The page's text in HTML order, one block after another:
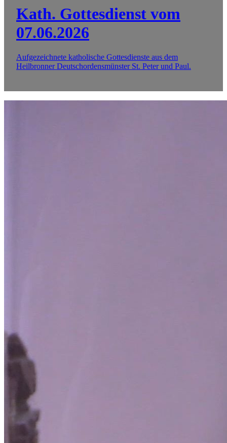
Kath. Gottesdienst vom
07.06.2026
Aufgezeichnete katholische Gottesdienste aus dem
Heilbronner Deutschordensmünster St. Peter und Paul.